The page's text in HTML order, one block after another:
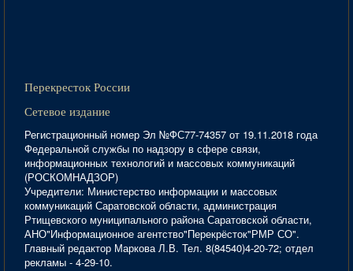
Перекресток России
Сетевое издание
Регистрационный номер Эл №ФС77-74357 от 19.11.2018 года
Федеральной службы по надзору в сфере связи,
информационных технологий и массовых коммуникаций
(РОСКОМНАДЗОР)
Учредители: Министерство информации и массовых
коммуникаций Саратовской области, администрация
Ртищевского муниципального района Саратовской области,
АНО"Информационное агентство"Перекрёсток"РМР СО".
Главный редактор Маркова Л.В. Тел. 8(84540)4-20-72; отдел
рекламы - 4-29-10.